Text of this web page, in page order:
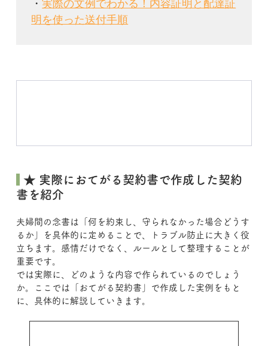
・実際の文例でわかる！内容証明と配達証
明を使った送付手順
★ 実際におてがる契約書で作成した契約
書を紹介
夫婦間の念書は「何を約束し、守られなかった場合どうす
るか」を具体的に定めることで、トラブル防止に大きく役
立ちます。感情だけでなく、ルールとして整理することが
重要です。
では実際に、どのような内容で作られているのでしょう
か。ここでは「おてがる契約書」で作成した実例をもと
に、具体的に解説していきます。